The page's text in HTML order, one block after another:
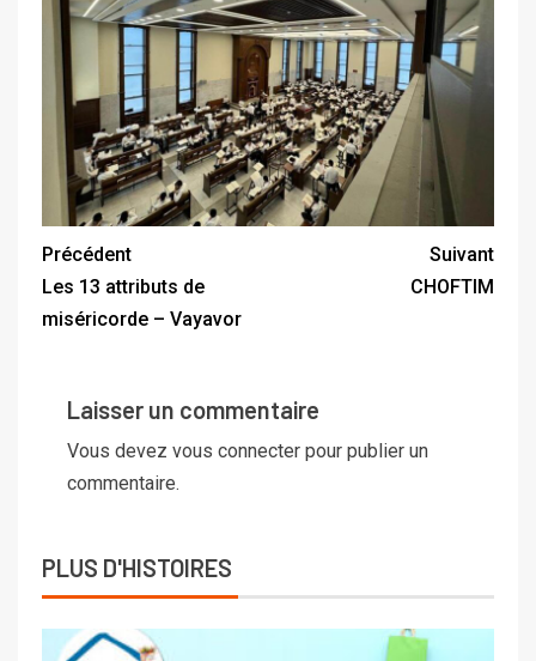
Précédent
Les 13 attributs de
miséricorde – Vayavor
Suivant
CHOFTIM
Laisser un commentaire
Vous devez vous connecter pour publier un
commentaire.
PLUS D'HISTOIRES